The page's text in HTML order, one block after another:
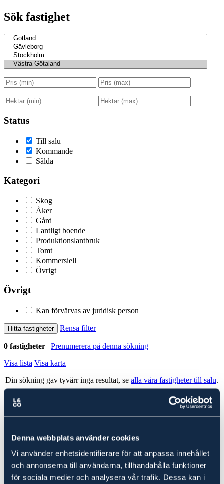
Denna webbplats använder cookies
Vi använder enhetsidentifierare för att anpassa innehållet
och annonserna till användarna, tillhandahålla funktioner
för sociala medier och analysera vår trafik. Dessa kan i
Sök fastighet
Status
Till salu
Kommande
Sålda
Kategori
Skog
Åker
Gård
Lantligt boende
Produktionslantbruk
Tomt
Kommersiell
Övrigt
Övrigt
Kan förvärvas av juridisk person
Hitta fastigheter Rensa filter
0 fastigheter | Prenumerera på denna sökning
Visa lista Visa karta
Din sökning gav tyvärr inga resultat, se alla våra fastigheter till salu.
Ludvig & Co Fastighetsförmedling
Ludvig & Co Fastighetsförmedling är landets största förmedlare av
skog- och lantbruksfastigheter. Vi hjälper också varje år många
kunder att köpa en fastighet genom att ge rådgivning till spekulanter
i form av köp- och investeringskalkyler samt värdering.